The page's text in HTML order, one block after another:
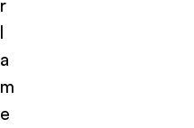
r
l
a
m
e